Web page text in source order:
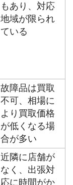
もあり、対応
地域が限られ
ている
故障品は買取
不可、相場に
より買取価格
が低くなる場
合が多い
近隣に店舗が
なく、出張対
応に時間がか